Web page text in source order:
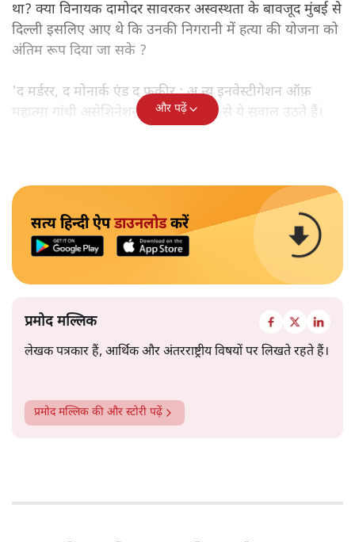
था? क्या विनायक दामोदर सावरकर अस्वस्थता के बावजूद मुंबई से
दिल्ली इसलिए आए थे कि उनकी निगरानी में हत्या की योजना को
अंतिम रूप दिया जा सके ?
'द मर्डरर, द मोनार्क एंड द फ़कीर : अ न्यू इनवेस्टीगेशन ऑफ़
महात्मा गांधी असेशिनेशन' नामक किताब से ये सवाल उठते हैं।
और पढ़ें
सत्य हिन्दी ऐपडाउनलोडकरें
प्रमोद मल्लिक
लेखक पत्रकार हैं, आर्थिक और अंतरराष्ट्रीय विषयों पर लिखते रहते हैं।
प्रमोद मल्लिक की और स्टोरी पढ़ें